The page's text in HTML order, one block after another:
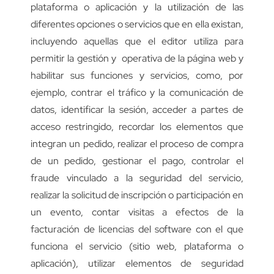
plataforma o aplicación y la utilización de las
diferentes opciones o servicios que en ella existan,
incluyendo aquellas que el editor utiliza para
permitir la gestión y operativa de la página web y
habilitar sus funciones y servicios, como, por
ejemplo, contrar el tráfico y la comunicación de
datos, identificar la sesión, acceder a partes de
acceso restringido, recordar los elementos que
integran un pedido, realizar el proceso de compra
de un pedido, gestionar el pago, controlar el
fraude vinculado a la seguridad del servicio,
realizar la solicitud de inscripción o participación en
un evento, contar visitas a efectos de la
facturación de licencias del software con el que
funciona el servicio (sitio web, plataforma o
aplicación), utilizar elementos de seguridad